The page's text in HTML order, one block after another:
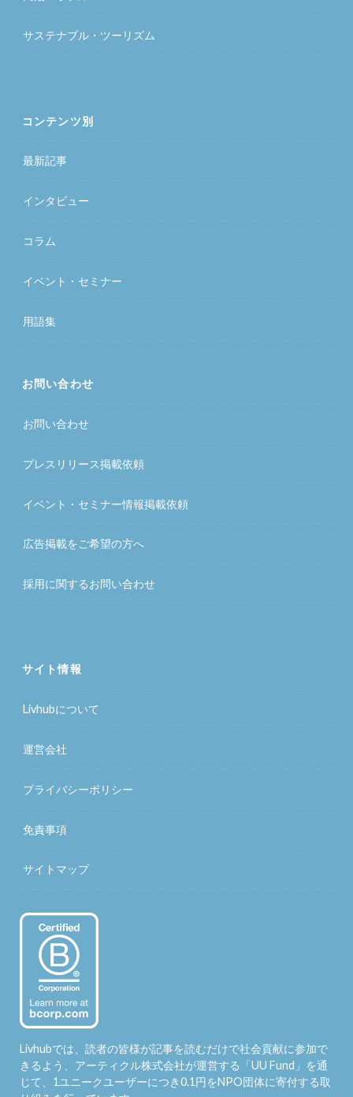
サステナブル・ツーリズム
コンテンツ別
最新記事
インタビュー
コラム
イベント・セミナー
用語集
お問い合わせ
お問い合わせ
プレスリリース掲載依頼
イベント・セミナー情報掲載依頼
広告掲載をご希望の方へ
採用に関するお問い合わせ
サイト情報
Livhubについて
運営会社
プライバシーポリシー
免責事項
サイトマップ
Livhubでは、読者の皆様が記事を読むだけで社会貢献に参加で
きるよう、アーティクル株式会社が運営する「UU Fund 」を通
じて、1ユニークユーザーにつき0.1円をNPO団体に寄付する取